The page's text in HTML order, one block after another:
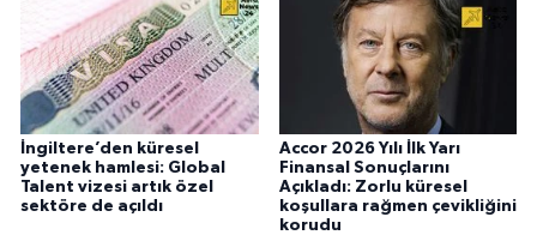
İngiltere’den küresel
yetenek hamlesi: Global
Talent vizesi artık özel
sektöre de açıldı
Accor 2026 Yılı İlk Yarı
Finansal Sonuçlarını
Açıkladı: Zorlu küresel
koşullara rağmen çevikliğini
korudu